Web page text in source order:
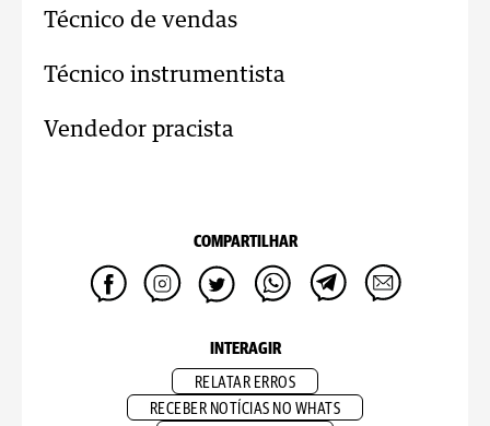
Técnico de vendas
Técnico instrumentista
Vendedor pracista
COMPARTILHAR
INTERAGIR
RELATAR ERROS
RECEBER NOTÍCIAS NO WHATS